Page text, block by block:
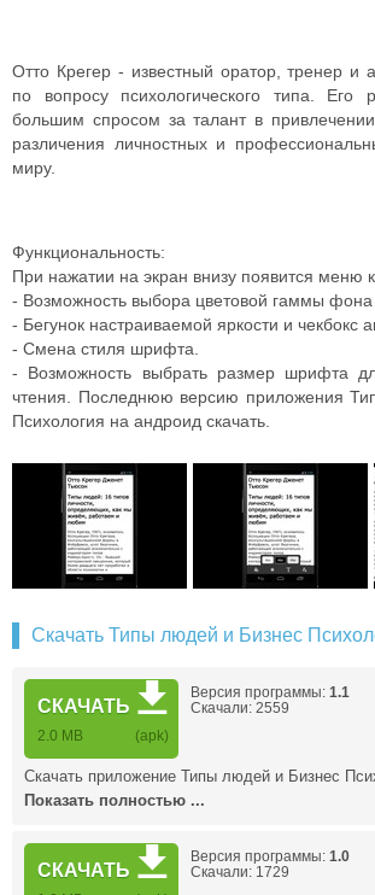
Отто Крегер - известный оратор, тренер и
по вопросу психологического типа. Его
большим спросом за талант в
различения личностных и
миру.
Функциональность:
При нажатии на экран внизу появится меню
- Возможность выбора цветовой гаммы фона
- Бегунок настраиваемой яркости и чекбокс
- Смена стиля шрифта.
- Возможность выбрать размер шрифта
чтения. Последнюю версию приложения
Психология на андроид скачать.
Скачать Типы людей и Бизнес
СКАЧАТЬ
2.0 MB (apk)
Версия программы: 1.1
Скачали: 2559
Скачать приложение Типы людей и Бизнес
Показать полностью ...
СКАЧАТЬ
Версия программы: 1.0
Скачали: 1729